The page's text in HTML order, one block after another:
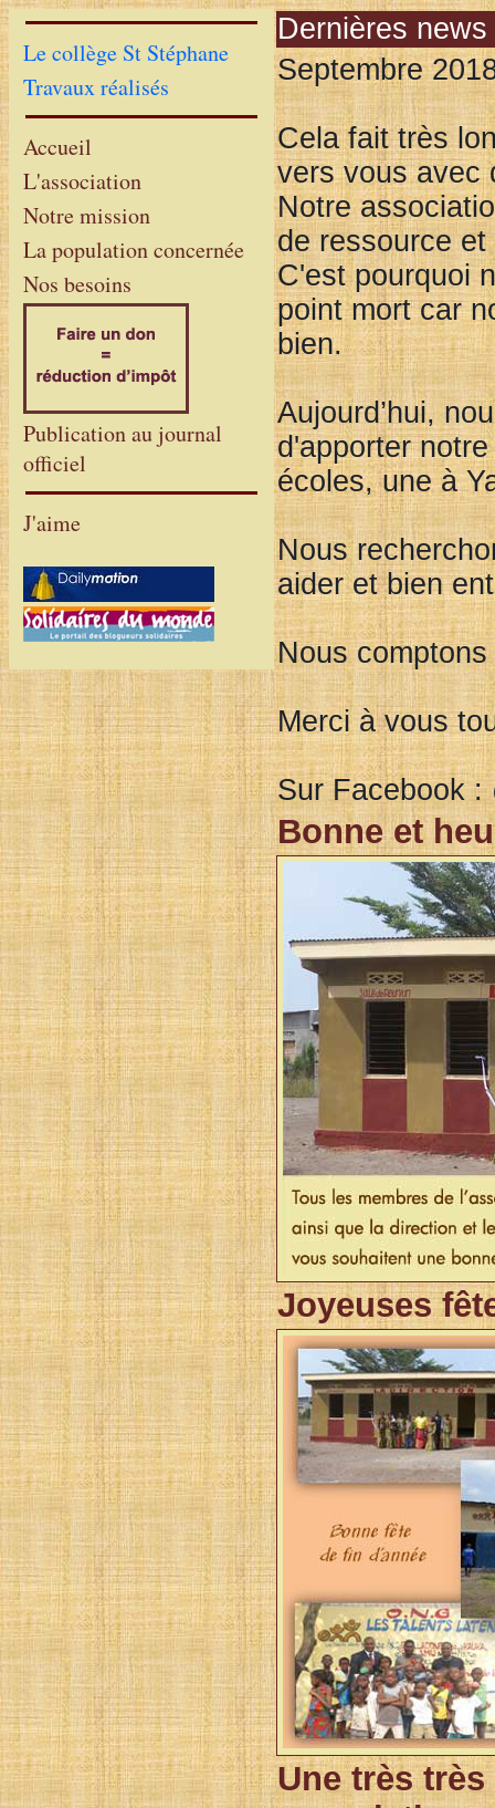
Le collège St Stéphane
Travaux réalisés
Accueil
L'association
Notre mission
La population concernée
Nos besoins
Publication au journal
officiel
J'aime
Dernières
Septembre
Cela fait très
vers vous avec
Notre
de ressource
C'est pourquoi
point mort car
bien.
Aujourd’hui,
d'apporter
écoles, une à
Nous
aider et bien
Nous
Merci à vous
Sur Facebook :
Bonne et
Joyeuses
Une trèstrès